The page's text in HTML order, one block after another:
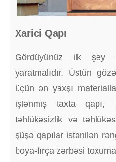
Xarici Qapı
Gördüyünüz ilk şey
yaratmalıdır. Üstün
üçün ən yaxşı
işlənmiş taxta qapı,
təhlükəsizlik və
şüşə qapılar istənilən
boya-fırça zərbəsi